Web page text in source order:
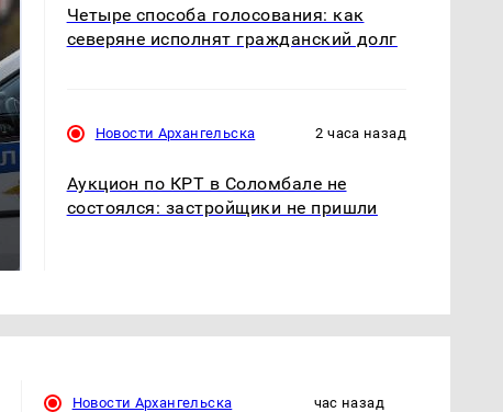
Где будет встреча
Такую зиму в России
Четыре способа голосования: как
северяне исполнят гражданский долг
Новости Архангельска 2 часа назад
Аукцион по КРТ в Соломбале не
состоялся: застройщики не пришли
Новости Архангельска час назад